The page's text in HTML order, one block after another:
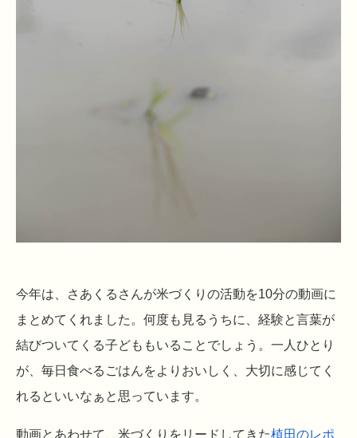
今年は、さあくるさんが米づくりの活動を10分の動画に
まとめてくれました。何度も見るうちに、経験と言葉が
結びついてくる子どももいることでしょう。一人ひとり
が、毎日食べるごはんをよりおいしく、大切に感じてく
れるといいなぁと思っています。
動画とあわせて、米づくりをリードしてきた植田のレポ